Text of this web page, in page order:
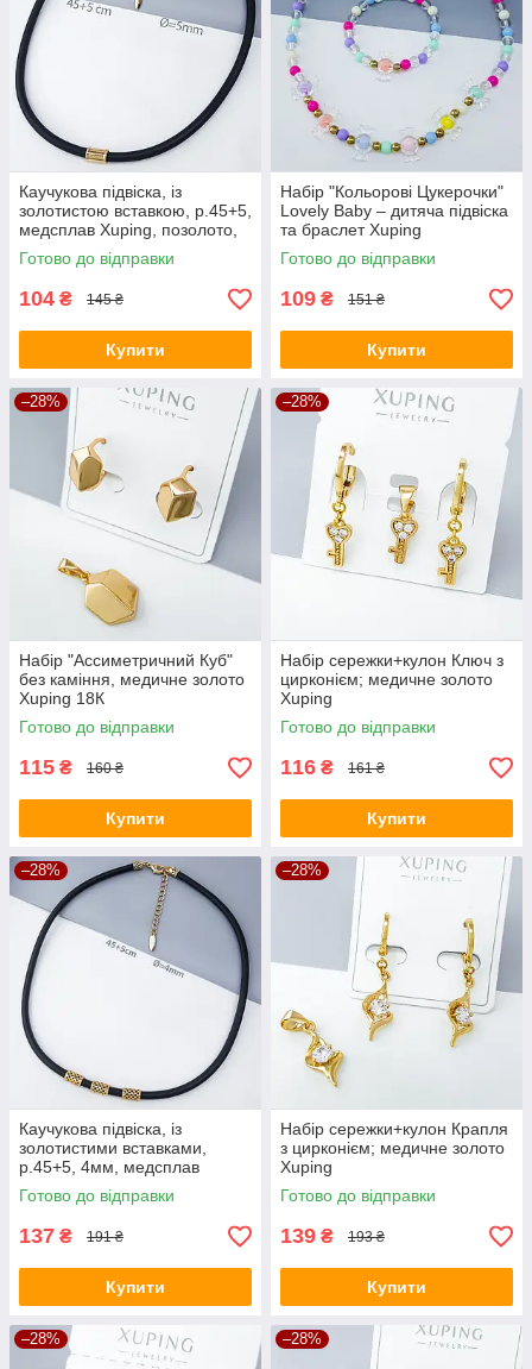
Каучукова підвіска, із
золотистою вставкою, р.45+5,
медсплав Xuping, позолото,
18К
Готово до відправки
104 ₴ 145 ₴
Купити
Набір "Кольорові Цукерочки"
Lovely Baby – дитяча підвіска
та браслет Xuping
Готово до відправки
109 ₴ 151 ₴
Купити
–28%
Набір "Ассиметричний Куб"
без каміння, медичне золото
Xuping 18К
Готово до відправки
115 ₴ 160 ₴
Купити
–28%
Набір сережки+кулон Ключ з
цирконієм; медичне золото
Xuping
Готово до відправки
116 ₴ 161 ₴
Купити
–28%
Каучукова підвіска, із
золотистими вставками,
р.45+5, 4мм, медсплав
Xuping, позолото, 18К
Готово до відправки
137 ₴ 191 ₴
Купити
–28%
Набір сережки+кулон Крапля
з цирконієм; медичне золото
Xuping
Готово до відправки
139 ₴ 193 ₴
Купити
–28% –28%